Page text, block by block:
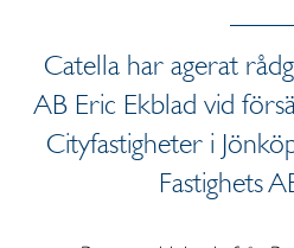
Catella har agerat
AB Eric Ekblad vid
Cityfastigheter i
Fastighets